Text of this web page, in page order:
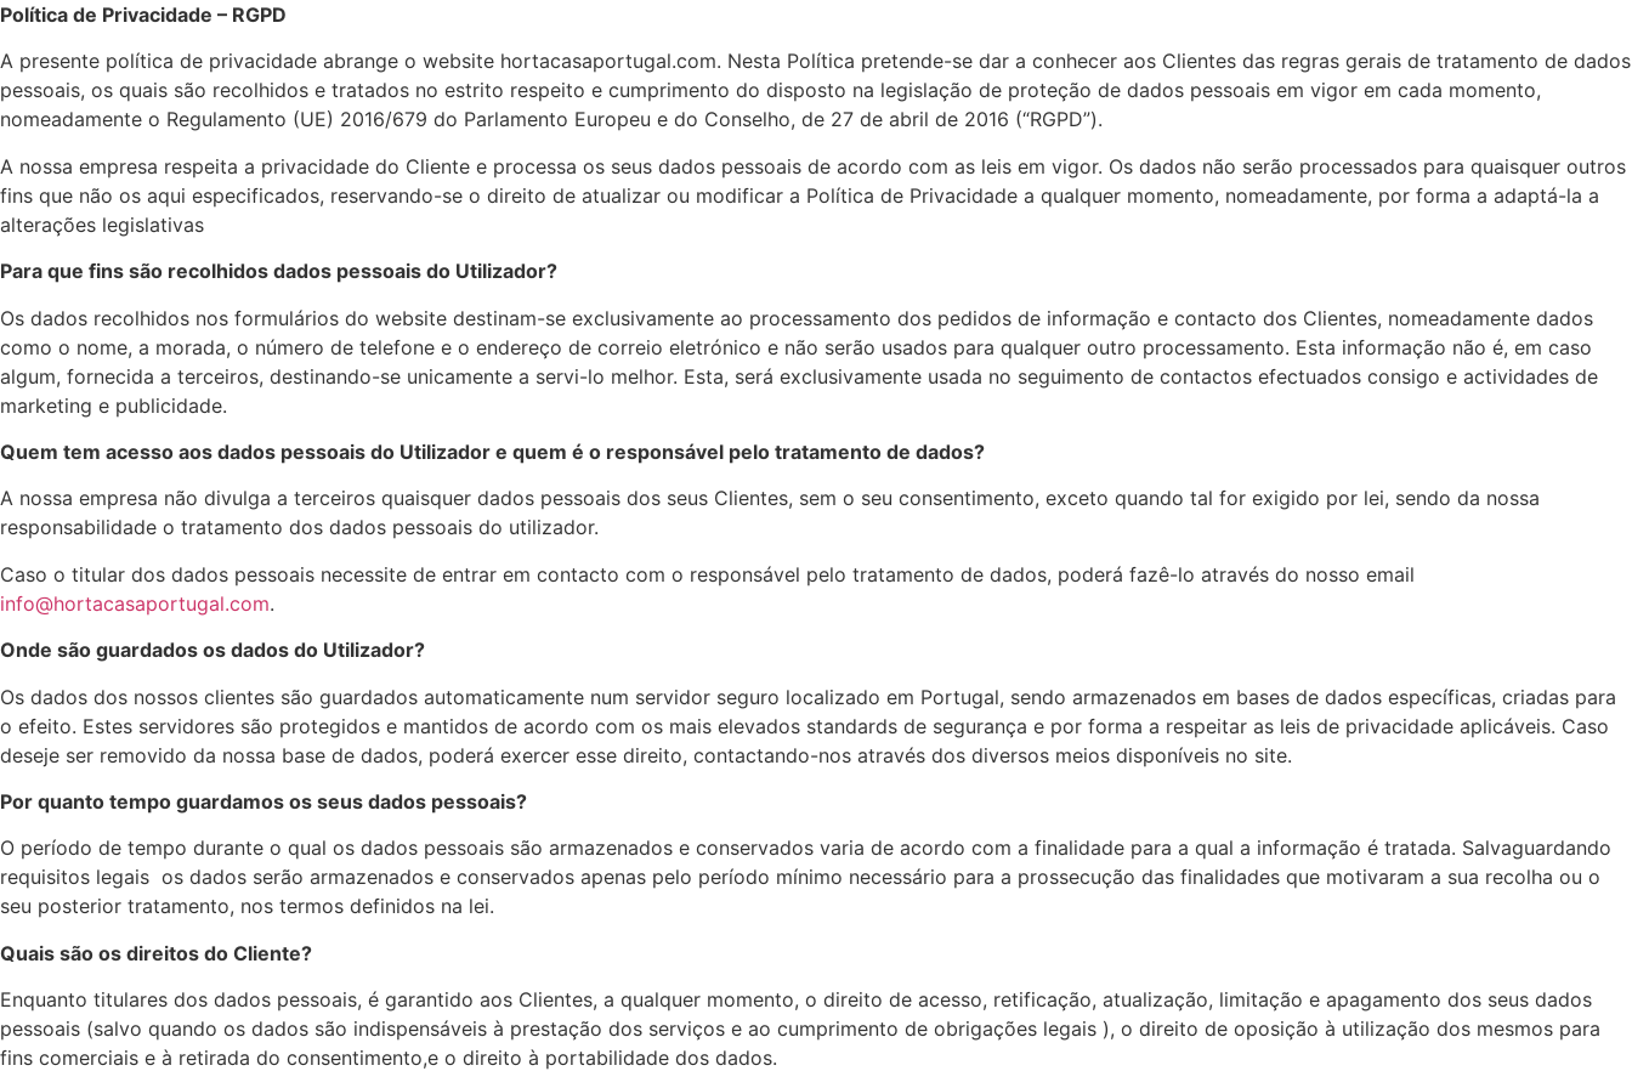
Política de Privacidade – RGPD
A presente política de privacidade abrange o website hortacasaportugal.com. Nesta Política pretende-se dar a conhecer aos Clientes das regras gerais de tratamento de dados
pessoais, os quais são recolhidos e tratados no estrito respeito e cumprimento do disposto na legislação de proteção de dados pessoais em vigor em cada momento,
nomeadamente o Regulamento (UE) 2016/679 do Parlamento Europeu e do Conselho, de 27 de abril de 2016 (“RGPD”).
A nossa empresa respeita a privacidade do Cliente e processa os seus dados pessoais de acordo com as leis em vigor. Os dados não serão processados para quaisquer outros
fins que não os aqui especificados, reservando-se o direito de atualizar ou modificar a Política de Privacidade a qualquer momento, nomeadamente, por forma a adaptá-la a
alterações legislativas
Para que fins são recolhidos dados pessoais do Utilizador?
Os dados recolhidos nos formulários do website destinam-se exclusivamente ao processamento dos pedidos de informação e contacto dos Clientes, nomeadamente dados
como o nome, a morada, o número de telefone e o endereço de correio eletrónico e não serão usados para qualquer outro processamento. Esta informação não é, em caso
algum, fornecida a terceiros, destinando-se unicamente a servi-lo melhor. Esta, será exclusivamente usada no seguimento de contactos efectuados consigo e actividades de
marketing e publicidade.
Quem tem acesso aos dados pessoais do Utilizador e quem é o responsável pelo tratamento de dados?
A nossa empresa não divulga a terceiros quaisquer dados pessoais dos seus Clientes, sem o seu consentimento, exceto quando tal for exigido por lei, sendo da nossa
responsabilidade o tratamento dos dados pessoais do utilizador.
Caso o titular dos dados pessoais necessite de entrar em contacto com o responsável pelo tratamento de dados, poderá fazê-lo através do nosso email
info@hortacasaportugal.com.
Onde são guardados os dados do Utilizador?
Os dados dos nossos clientes são guardados automaticamente num servidor seguro localizado em Portugal, sendo armazenados em bases de dados específicas, criadas para
o efeito. Estes servidores são protegidos e mantidos de acordo com os mais elevados standards de segurança e por forma a respeitar as leis de privacidade aplicáveis. Caso
deseje ser removido da nossa base de dados, poderá exercer esse direito, contactando-nos através dos diversos meios disponíveis no site.
Por quanto tempo guardamos os seus dados pessoais?
O período de tempo durante o qual os dados pessoais são armazenados e conservados varia de acordo com a finalidade para a qual a informação é tratada. Salvaguardando
requisitos legais os dados serão armazenados e conservados apenas pelo período mínimo necessário para a prossecução das finalidades que motivaram a sua recolha ou o
seu posterior tratamento, nos termos definidos na lei.
Quais são os direitos do Cliente?
Enquanto titulares dos dados pessoais, é garantido aos Clientes, a qualquer momento, o direito de acesso, retificação, atualização, limitação e apagamento dos seus dados
pessoais (salvo quando os dados são indispensáveis à prestação dos serviços e ao cumprimento de obrigações legais ), o direito de oposição à utilização dos mesmos para
fins comerciais e à retirada do consentimento,e o direito à portabilidade dos dados.